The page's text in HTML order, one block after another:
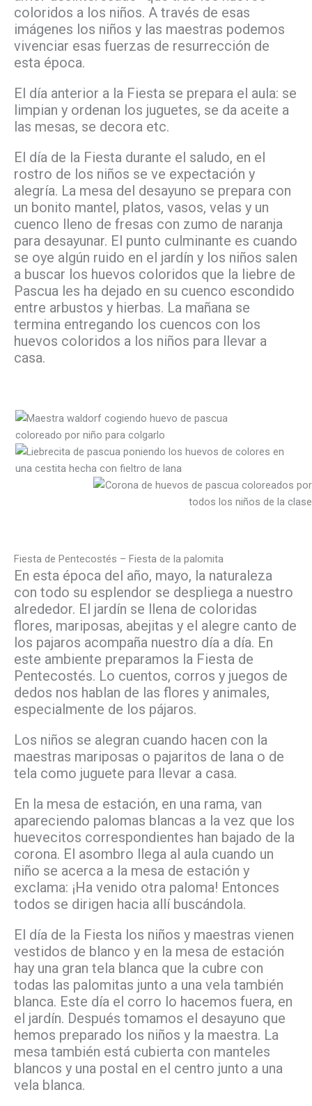
coloridos a los niños. A través de esas
imágenes los niños y las maestras podemos
vivenciar esas fuerzas de resurrección de
esta época.
El día anterior a la Fiesta se prepara el aula: se
limpian y ordenan los juguetes, se da aceite a
las mesas, se decora etc.
El día de la Fiesta durante el saludo, en el
rostro de los niños se ve expectación y
alegría. La mesa del desayuno se prepara con
un bonito mantel, platos, vasos, velas y un
cuenco lleno de fresas con zumo de naranja
para desayunar. El punto culminante es cuando
se oye algún ruido en el jardín y los niños salen
a buscar los huevos coloridos que la liebre de
Pascua les ha dejado en su cuenco escondido
entre arbustos y hierbas. La mañana se
termina entregando los cuencos con los
huevos coloridos a los niños para llevar a
casa.
Fiesta de Pentecostés – Fiesta de la palomita
En esta época del año, mayo, la naturaleza
con todo su esplendor se despliega a nuestro
alrededor. El jardín se llena de coloridas
flores, mariposas, abejitas y el alegre canto de
los pajaros acompaña nuestro día a día. En
este ambiente preparamos la Fiesta de
Pentecostés. Lo cuentos, corros y juegos de
dedos nos hablan de las flores y animales,
especialmente de los pájaros.
Los niños se alegran cuando hacen con la
maestras mariposas o pajaritos de lana o de
tela como juguete para llevar a casa.
En la mesa de estación, en una rama, van
apareciendo palomas blancas a la vez que los
huevecitos correspondientes han bajado de la
corona. El asombro llega al aula cuando un
niño se acerca a la mesa de estación y
exclama: ¡Ha venido otra paloma! Entonces
todos se dirigen hacia allí buscándola.
El día de la Fiesta los niños y maestras vienen
vestidos de blanco y en la mesa de estación
hay una gran tela blanca que la cubre con
todas las palomitas junto a una vela también
blanca. Este día el corro lo hacemos fuera, en
el jardín. Después tomamos el desayuno que
hemos preparado los niños y la maestra. La
mesa también está cubierta con manteles
blancos y una postal en el centro junto a una
vela blanca.